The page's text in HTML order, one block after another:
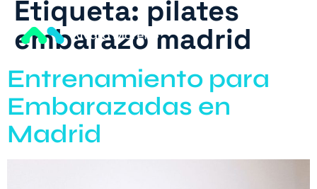
Política
de
privacidad
N
Etiqueta: pilates
embarazo madrid
Entrenamiento para
Embarazadas en
Madrid